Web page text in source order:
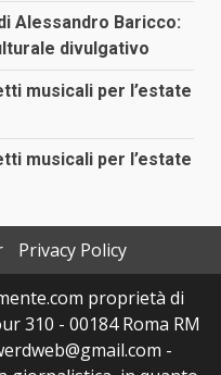
Alessandro Baricco:
divulgativo
musicali per l’estate
musicali per l’estate
Privacy Policy
proprietà di
310 - 00184 Roma RM
-